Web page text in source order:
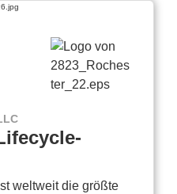
weltweit die größte